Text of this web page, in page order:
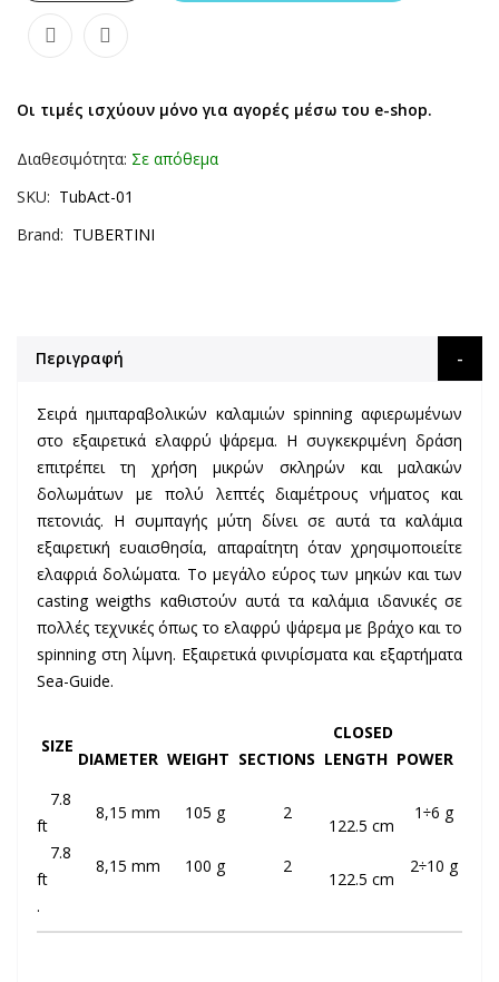
Οι τιμές ισχύουν μόνο για αγορές μέσω του e-shop.
Διαθεσιμότητα: Σε απόθεμα
SKU
TubAct-01
Brand
TUBERTINI
Περιγραφή
Σειρά ημιπαραβολικών καλαμιών spinning αφιερωμένων
στο εξαιρετικά ελαφρύ ψάρεμα. Η συγκεκριμένη δράση
επιτρέπει τη χρήση μικρών σκληρών και μαλακών
δολωμάτων με πολύ λεπτές διαμέτρους νήματος και
πετονιάς. Η συμπαγής μύτη δίνει σε αυτά τα καλάμια
εξαιρετική ευαισθησία, απαραίτητη όταν χρησιμοποιείτε
ελαφριά δολώματα. Το μεγάλο εύρος των μηκών και των
casting weigths καθιστούν αυτά τα καλάμια ιδανικές σε
πολλές τεχνικές όπως το ελαφρύ ψάρεμα με βράχο και το
spinning στη λίμνη. Εξαιρετικά φινιρίσματα και εξαρτήματα
Sea-Guide.
SIZE
DIAMETER WEIGHT SECTIONS
CLOSED
LENGTH POWER
7.8
ft
8,15 mm 105 g 2
122.5 cm
1÷6 g
7.8
ft
8,15 mm 100 g 2
122.5 cm
2÷10 g
.